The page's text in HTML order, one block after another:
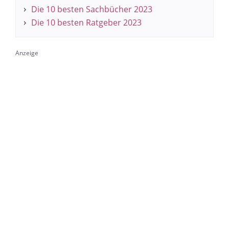
Die 10 besten Sachbücher 2023
Die 10 besten Ratgeber 2023
Anzeige